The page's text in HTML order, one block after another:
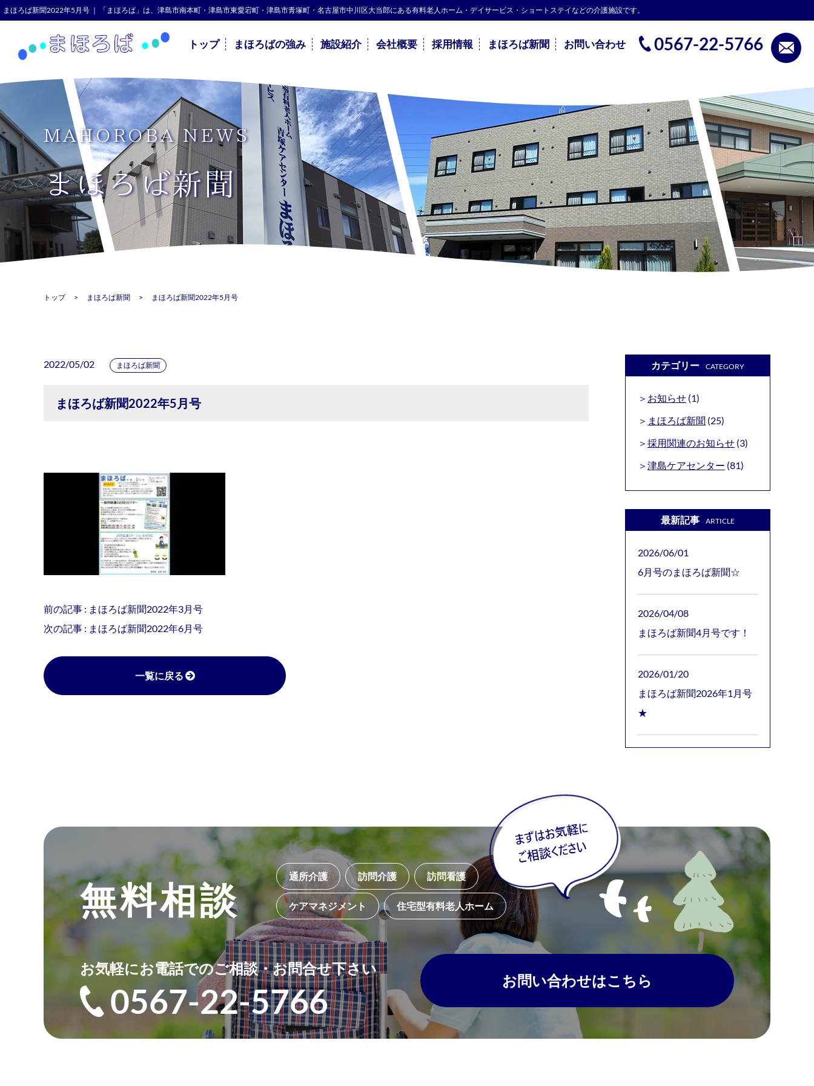
まほろば新聞2022年5月号 ｜ 「まほろば」は、津島市南本町・津島市東愛宕町・津島市青塚町・名古屋市中川区大当郎にある有料老人ホーム・デイサービス・ショートステイなどの介護施設です。
トップ まほろばの強み 施設紹介 会社概要 採用情報 まほろば新聞 お問い合わせ 0567-22-5766
MAHOROBA NEWS
まほろば新聞
トップ まほろば新聞 まほろば新聞2022年5月号
2022/05/02 まほろば新聞
まほろば新聞2022年5月号
前の記事 : まほろば新聞2022年3月号
次の記事 : まほろば新聞2022年6月号
一覧に戻る
カテゴリー CATEGORY
お知らせ (1)
まほろば新聞 (25)
採用関連のお知らせ (3)
津島ケアセンター (81)
最新記事 ARTICLE
2026/06/01
6月号のまほろば新聞☆
2026/04/08
まほろば新聞4月号です！
2026/01/20
まほろば新聞2026年1月号
★
無料相談
通所介護 訪問介護 訪問看護
ケアマネジメント 住宅型有料老人ホーム
お気軽にお電話でのご相談・お問合せ下さい
0567-22-5766
お問い合わせはこちら